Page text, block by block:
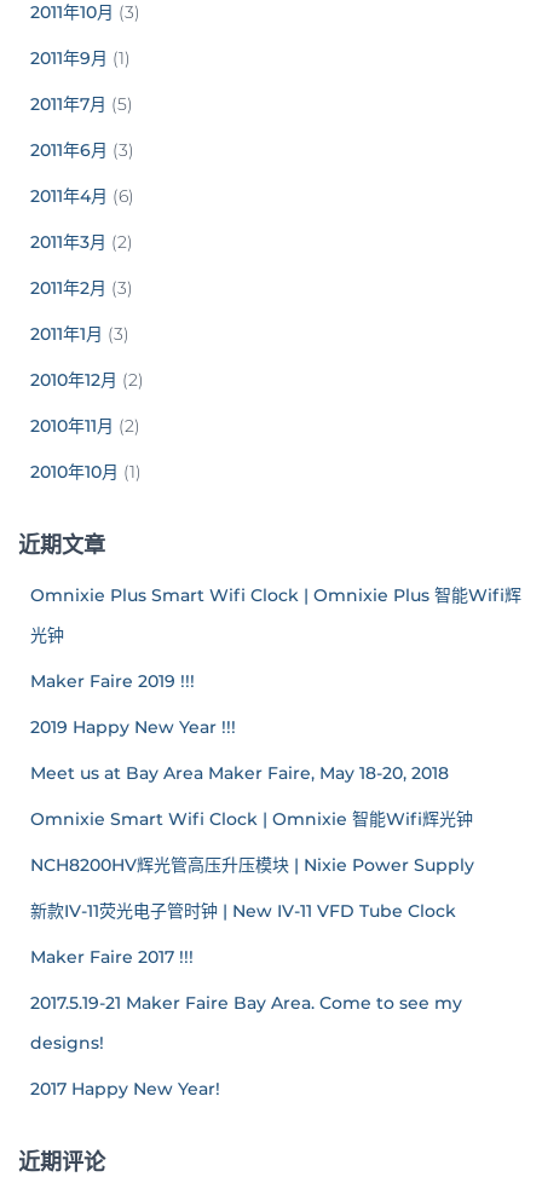
2011年10月 (3)
2011年9月 (1)
2011年7月 (5)
2011年6月 (3)
2011年4月 (6)
2011年3月 (2)
2011年2月 (3)
2011年1月 (3)
2010年12月 (2)
2010年11月 (2)
2010年10月 (1)
近期文章
Omnixie Plus Smart Wifi Clock | Omnixie Plus 智能Wifi辉
光钟
Maker Faire 2019 !!!
2019 Happy New Year !!!
Meet us at Bay Area Maker Faire, May 18-20, 2018
Omnixie Smart Wifi Clock | Omnixie 智能Wifi辉光钟
NCH8200HV辉光管高压升压模块 | Nixie Power Supply
新款IV-11荧光电子管时钟 | New IV-11 VFD Tube Clock
Maker Faire 2017 !!!
2017.5.19-21 Maker Faire Bay Area. Come to see my
designs!
2017 Happy New Year!
近期评论